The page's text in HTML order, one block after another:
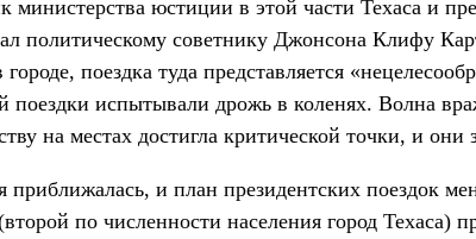
министерства юстиции в этой части Техаса и
политическому советнику Джонсона Клифу
поездка туда представляется
поездки испытывали дрожь в коленях. Волна
на местах достигла критической точки, и они
и план президентских поездок
по численности населения город Техаса)